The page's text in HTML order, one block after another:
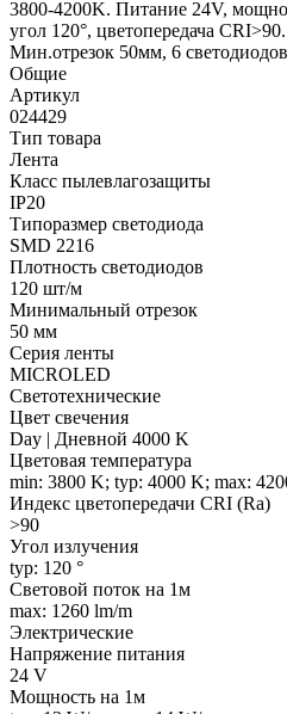
3800-4200K. Питание 24V,
угол 120°, цветопередача
Мин.отрезок 50мм, 6
Общие
Артикул
024429
Тип товара
Лента
Класс пылевлагозащиты
IP20
Типоразмер светодиода
SMD 2216
Плотность светодиодов
120 шт/м
Минимальный отрезок
50 мм
Серия ленты
MICROLED
Светотехнические
Цвет свечения
Day | Дневной 4000 K
Цветовая температура
min: 3800 K; typ: 4000 K; max:
Индекс цветопередачи CRI (Ra)
>90
Угол излучения
typ: 120 °
Световой поток на 1м
max: 1260 lm/m
Электрические
Напряжение питания
24 V
Мощность на 1м